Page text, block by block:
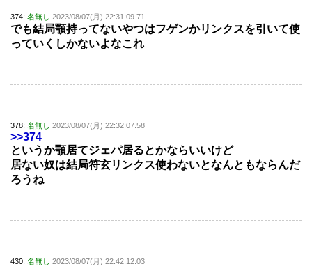
374: 名無し 2023/08/07(月) 22:31:09.71
でも結局顎持ってないやつはフゲンかリンクスを引いて使
っていくしかないよなこれ
378: 名無し 2023/08/07(月) 22:32:07.58
>>374
というか顎居てジェパ居るとかならいいけど
居ない奴は結局符玄リンクス使わないとなんともならんだ
ろうね
430: 名無し 2023/08/07(月) 22:42:12.03